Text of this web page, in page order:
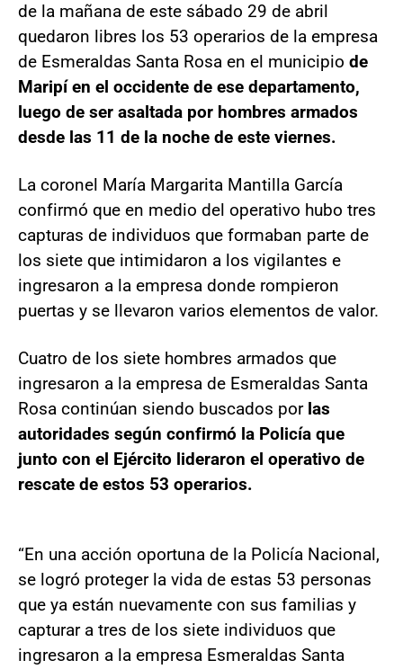
de la mañana de este sábado 29 de abril
quedaron libres los 53 operarios de la empresa
de Esmeraldas Santa Rosa en el municipio de
Maripí en el occidente de ese departamento,
luego de ser asaltada por hombres armados
desde las 11 de la noche de este viernes.
La coronel María Margarita Mantilla García
confirmó que en medio del operativo hubo tres
capturas de individuos que formaban parte de
los siete que intimidaron a los vigilantes e
ingresaron a la empresa donde rompieron
puertas y se llevaron varios elementos de valor.
Cuatro de los siete hombres armados que
ingresaron a la empresa de Esmeraldas Santa
Rosa continúan siendo buscados por las
autoridades según confirmó la Policía que
junto con el Ejército lideraron el operativo de
rescate de estos 53 operarios.
“En una acción oportuna de la Policía Nacional,
se logró proteger la vida de estas 53 personas
que ya están nuevamente con sus familias y
capturar a tres de los siete individuos que
ingresaron a la empresa Esmeraldas Santa